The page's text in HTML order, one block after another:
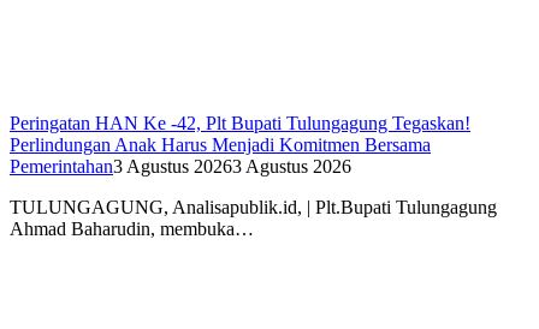
Peringatan HAN Ke -42, Plt Bupati Tulungagung Tegaskan!
Perlindungan Anak Harus Menjadi Komitmen Bersama
Pemerintahan3 Agustus 20263 Agustus 2026
TULUNGAGUNG, Analisapublik.id, | Plt.Bupati Tulungagung
Ahmad Baharudin, membuka…